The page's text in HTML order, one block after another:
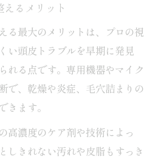
るメリット
る最大のメリットは、プロの視
い頭皮トラブルを早期に発見
れる点です。専用機器やマイク
で、乾燥や炎症、毛穴詰まりの
きます。
高濃度のケア剤や技術によっ
しきれない汚れや皮脂もすっき